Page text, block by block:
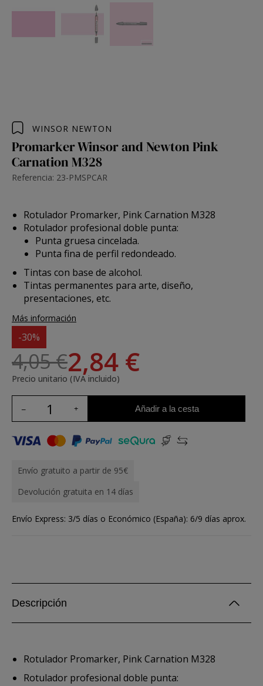
WINSOR NEWTON
Promarker Winsor and Newton Pink
Carnation M328
Referencia: 23-PMSPCAR
Rotulador Promarker, Pink Carnation M328
Rotulador profesional doble punta:
Punta gruesa cincelada.
Punta fina de perfil redondeado.
Tintas con base de alcohol.
Tintas permanentes para arte, diseño,
presentaciones, etc.
Más información
-30%
4,05 €2,84 €
Precio unitario (IVA incluido)
Añadir a la cesta
Envío gratuito a partir de 95€
Devolución gratuita en 14 días
Envío Express: 3/5 días o Económico (España): 6/9 días aprox.
Descripción
Rotulador Promarker, Pink Carnation M328
Rotulador profesional doble punta: